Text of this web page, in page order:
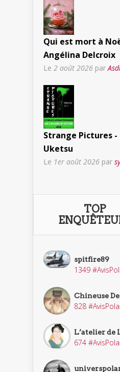
Qui est mort à
Angélina Delcroix
Le 2 août 2026 par
Strange Pictures -
Uketsu
Le 1er août 2026 par
TOP
spitfire89
1349
Chineuse
828
L’atelier de
674